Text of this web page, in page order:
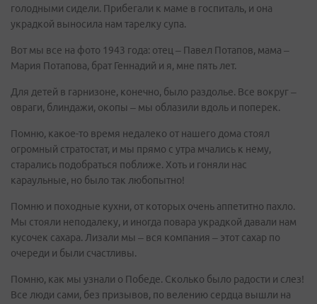
голодными сидели. Прибегали к маме в госпиталь, и она
украдкой выносила нам тарелку супа.
Вот мы все на фото 1943 года: отец – Павел Потапов, мама –
Мария Потапова, брат Геннадий и я, мне пять лет.
Для детей в гарнизоне, конечно, было раздолье. Все вокруг –
овраги, блиндажи, окопы – мы облазили вдоль и поперек.
Помню, какое-то время недалеко от нашего дома стоял
огромный стратостат, и мы прямо с утра мчались к нему,
старались подобраться поближе. Хоть и гоняли нас
караульные, но было так любопытно!
Помню и походные кухни, от которых очень аппетитно пахло.
Мы стояли неподалеку, и иногда повара украдкой давали нам
кусочек сахара. Лизали мы – вся компания – этот сахар по
очереди и были счастливы.
Помню, как мы узнали о Победе. Сколько было радости и слез!
Все люди сами, без призывов, по велению сердца вышли на